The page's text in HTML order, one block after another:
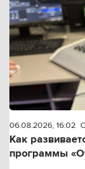
06.08.2026, 16:02
Как
программы